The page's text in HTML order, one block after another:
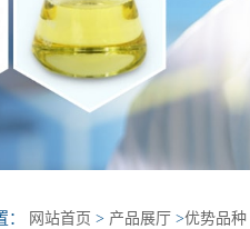
： 网站首页 > 产品展厅 >优势品种